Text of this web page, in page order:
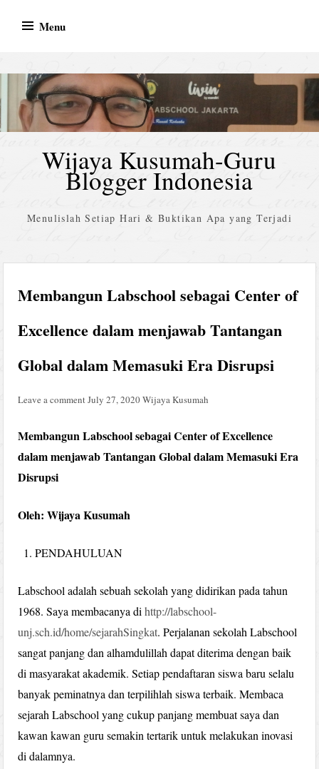
Menu
Wijaya Kusumah-Guru
Blogger Indonesia
Menulislah Setiap Hari & Buktikan Apa yang Terjadi
Membangun Labschool sebagai Center of
Excellence dalam menjawab Tantangan
Global dalam Memasuki Era Disrupsi
Leave a comment July 27, 2020Wijaya Kusumah
Membangun Labschool sebagai Center of Excellence
dalam menjawab Tantangan Global dalam Memasuki Era
Disrupsi
Oleh: Wijaya Kusumah
PENDAHULUAN
Labschool adalah sebuah sekolah yang didirikan pada tahun
1968. Saya membacanya dihttp://labschool-
unj.sch.id/home/sejarahSingkat. Perjalanan sekolah Labschool
sangat panjang dan alhamdulillah dapat diterima dengan baik
di masyarakat akademik. Setiap pendaftaran siswa baru selalu
banyak peminatnya dan terpilihlah siswa terbaik. Membaca
sejarah Labschool yang cukup panjang membuat saya dan
kawan kawan guru semakin tertarik untuk melakukan inovasi
di dalamnya.